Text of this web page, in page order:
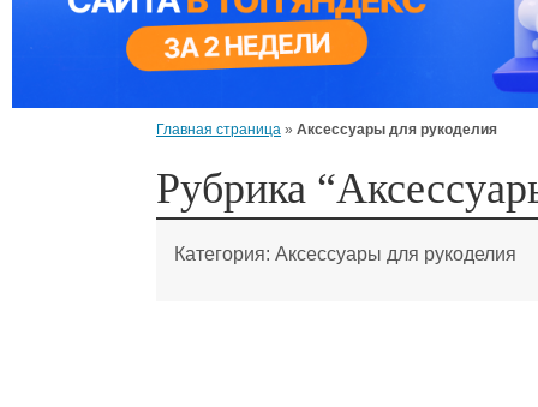
Главная страница » Аксессуары для рукоделия
Рубрика
Категория: Аксессуары для рукоделия